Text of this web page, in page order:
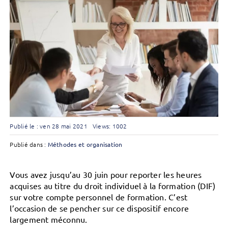
Publié le : ven 28 mai 2021 Views: 1002
Publié dans : Méthodes et organisation
Vous avez jusqu’au 30 juin pour reporter les heures
acquises au titre du droit individuel à la formation (DIF)
sur votre compte personnel de formation. C’est
l’occasion de se pencher sur ce dispositif encore
largement méconnu.